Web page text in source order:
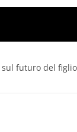
futuro del